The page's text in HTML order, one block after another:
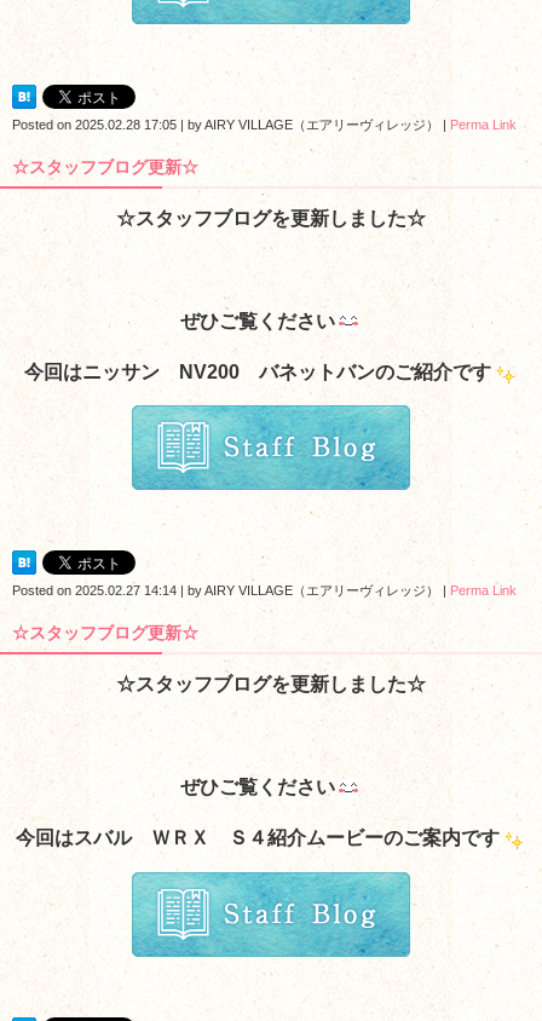
Posted on 2025.02.28 17:05 | byAIRY VILLAGE（エアリーヴィレッジ） | Perma Link
☆スタッフブログ更新☆
☆スタッフブログを更新しました☆
ぜひご覧ください
今回はニッサン NV200 バネットバンのご紹介です
Posted on 2025.02.27 14:14 byAIRY VILLAGE（エアリーヴィレッジ） Perma Link
☆スタッフブログ更新☆
☆スタッフブログを更新しました☆
ぜひご覧ください
今回はスバル ＷＲＸ Ｓ４紹介ムービーのご案内です